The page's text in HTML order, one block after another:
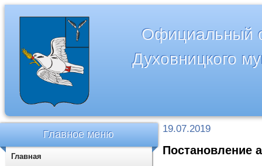
Официальный
Духовницкого
19.07.2019
Постановление
Главное меню
Главная